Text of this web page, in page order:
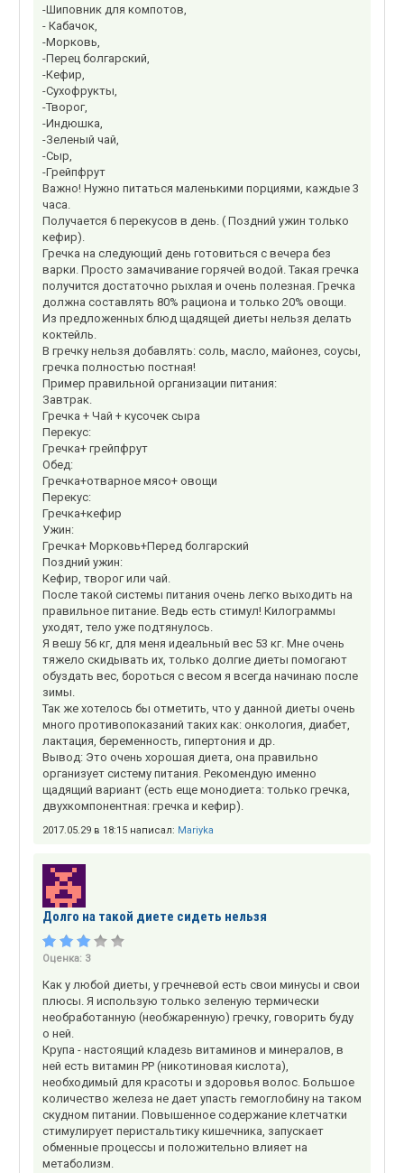
-Шиповник для компотов,
- Кабачок,
-Морковь,
-Перец болгарский,
-Кефир,
-Сухофрукты,
-Творог,
-Индюшка,
-Зеленый чай,
-Сыр,
-Грейпфрут
Важно! Нужно питаться маленькими порциями, каждые 3
часа.
Получается 6 перекусов в день. ( Поздний ужин только
кефир).
Гречка на следующий день готовиться с вечера без
варки. Просто замачивание горячей водой. Такая гречка
получится достаточно рыхлая и очень полезная. Гречка
должна составлять 80% рациона и только 20% овощи.
Из предложенных блюд щадящей диеты нельзя делать
коктейль.
В гречку нельзя добавлять: соль, масло, майонез, соусы,
гречка полностью постная!
Пример правильной организации питания:
Завтрак.
Гречка + Чай + кусочек сыра
Перекус:
Гречка+ грейпфрут
Обед:
Гречка+отварное мясо+ овощи
Перекус:
Гречка+кефир
Ужин:
Гречка+ Морковь+Перед болгарский
Поздний ужин:
Кефир, творог или чай.
После такой системы питания очень легко выходить на
правильное питание. Ведь есть стимул! Килограммы
уходят, тело уже подтянулось.
Я вешу 56 кг, для меня идеальный вес 53 кг. Мне очень
тяжело скидывать их, только долгие диеты помогают
обуздать вес, бороться с весом я всегда начинаю после
зимы.
Так же хотелось бы отметить, что у данной диеты очень
много противопоказаний таких как: онкология, диабет,
лактация, беременность, гипертония и др.
Вывод: Это очень хорошая диета, она правильно
организует систему питания. Рекомендую именно
щадящий вариант (есть еще монодиета: только гречка,
двухкомпонентная: гречка и кефир).
2017.05.29 в 18:15 написал: Mariyka
Долго на такой диете сидеть нельзя
Оценка: 3
Как у любой диеты, у гречневой есть свои минусы и свои
плюсы. Я использую только зеленую термически
необработанную (необжаренную) гречку, говорить буду
о ней.
Крупа - настоящий кладезь витаминов и минералов, в
ней есть витамин РР (никотиновая кислота),
необходимый для красоты и здоровья волос. Большое
количество железа не дает упасть гемоглобину на таком
скудном питании. Повышенное содержание клетчатки
стимулирует перистальтику кишечника, запускает
обменные процессы и положительно влияет на
метаболизм.